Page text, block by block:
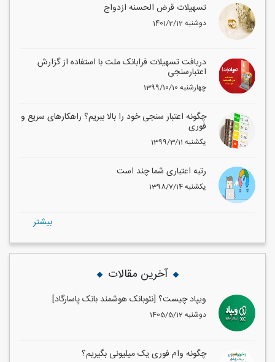
تسهیلات قرض الحسنه ازدواج
1401/2/12 دوشنبه
دریافت تسهیلات فرابانک ملت با استفاده از گزارش
اعتبارسنجی
1399/10/10 چهارشنبه
چگونه اعتبار سنجی خود را بالا ببریم؟ راهکارهای سریع و
فوری
1399/3/11 یکشنبه
رتبه اعتباری شما چند است
1398/7/14 یکشنبه
بيشتر
آخرین مقالات
ویپاد چیست؟ [نئوبانک هوشمند بانک پاسارگاد]
1405/5/12 دوشنبه
چگونه وام فوری یک میلیونی بگیریم؟